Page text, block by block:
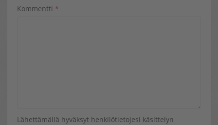
Kommentti *
Lähettämällä hyväksyt henkilötietojesi käsittelyn